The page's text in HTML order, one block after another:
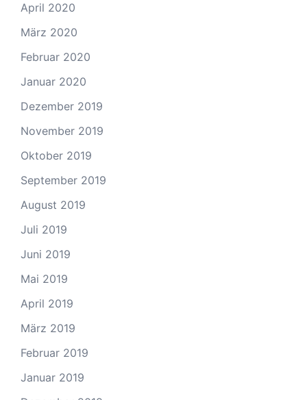
April 2020
März 2020
Februar 2020
Januar 2020
Dezember 2019
November 2019
Oktober 2019
September 2019
August 2019
Juli 2019
Juni 2019
Mai 2019
April 2019
März 2019
Februar 2019
Januar 2019